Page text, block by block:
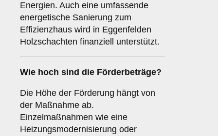
Energien. Auch eine umfassende
energetische Sanierung zum
Effizienzhaus wird in Eggenfelden
Holzschachten finanziell unterstützt.
Wie hoch sind die Förderbeträge?
Die Höhe der Förderung hängt von
der Maßnahme ab.
Einzelmaßnahmen wie eine
Heizungsmodernisierung oder